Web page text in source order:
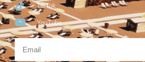
TikTok
YouTube